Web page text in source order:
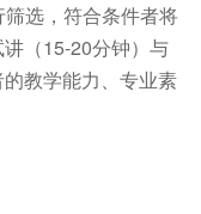
选，符合条件者将
（15-20分钟）与
教学能力、专业素